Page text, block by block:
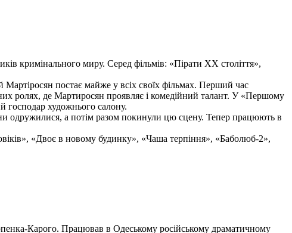
кримінального миру. Серед фільмів: «Пірати ХХ століття»,
Мартіросян постає майже у всіх своїх фільмах. Перший час
ролях, де Мартиросян проявляє і комедійний талант. У «Першому
господар художнього салону.
одружилися, а потім разом покинули цю сцену. Тепер працюють в
«Двоє в новому будинку», «Чаша терпіння», «Баболюб-2»,
Карого. Працював в Одеському російському драматичному